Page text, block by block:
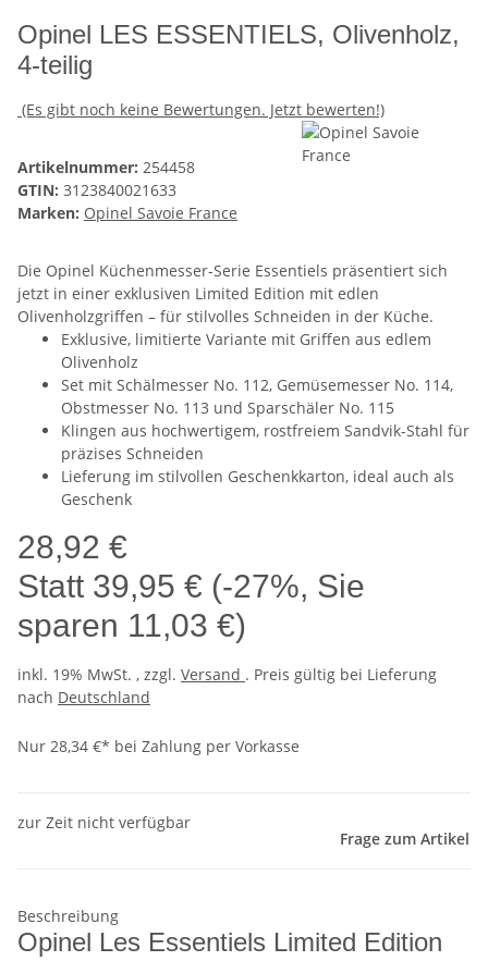
Opinel LES ESSENTIELS, Olivenholz,
4-teilig
(Es gibt noch keine Bewertungen. Jetzt bewerten!)
Artikelnummer: 254458
GTIN: 3123840021633
Marken: Opinel Savoie France
Die Opinel Küchenmesser-Serie Essentiels präsentiert sich
jetzt in einer exklusiven Limited Edition mit edlen
Olivenholzgriffen – für stilvolles Schneiden in der Küche.
Exklusive, limitierte Variante mit Griffen aus edlem
Olivenholz
Set mit Schälmesser No. 112, Gemüsemesser No. 114,
Obstmesser No. 113 und Sparschäler No. 115
Klingen aus hochwertigem, rostfreiem Sandvik-Stahl für
präzises Schneiden
Lieferung im stilvollen Geschenkkarton, ideal auch als
Geschenk
28,92 €
Statt 39,95 € (-27%, Sie
sparen 11,03 €)
inkl. 19% MwSt. , zzgl. Versand . Preis gültig bei Lieferung
nach Deutschland
Nur 28,34 €* bei Zahlung per Vorkasse
zur Zeit nicht verfügbar
Frage zum Artikel
Beschreibung
Opinel Les Essentiels Limited Edition